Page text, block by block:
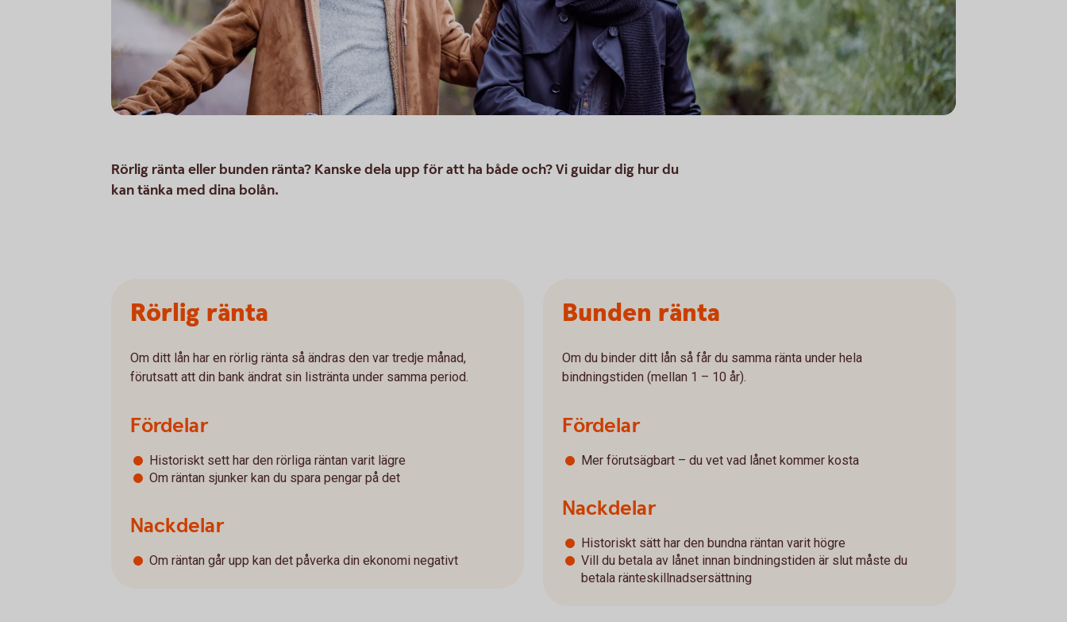
Rörlig ränta eller bunden ränta? Kanske dela upp för att ha både och? Vi guidar dig hur du
kan tänka med dina bolån.
Rörlig ränta
Om ditt lån har en rörlig ränta så ändras den var tredje månad,
förutsatt att din bank ändrat sin listränta under samma period.
Fördelar
Historiskt sett har den rörliga räntan varit lägre
Om räntan sjunker kan du spara pengar på det
Nackdelar
Om räntan går upp kan det påverka din ekonomi negativt
Bunden ränta
Om du binder ditt lån så får du samma ränta under hela
bindningstiden (mellan 1 – 10 år).
Fördelar
Mer förutsägbart – du vet vad lånet kommer kosta
Nackdelar
Historiskt sätt har den bundna räntan varit högre
Vill du betala av lånet innan bindningstiden är slut måste du
betala ränteskillnadsersättning